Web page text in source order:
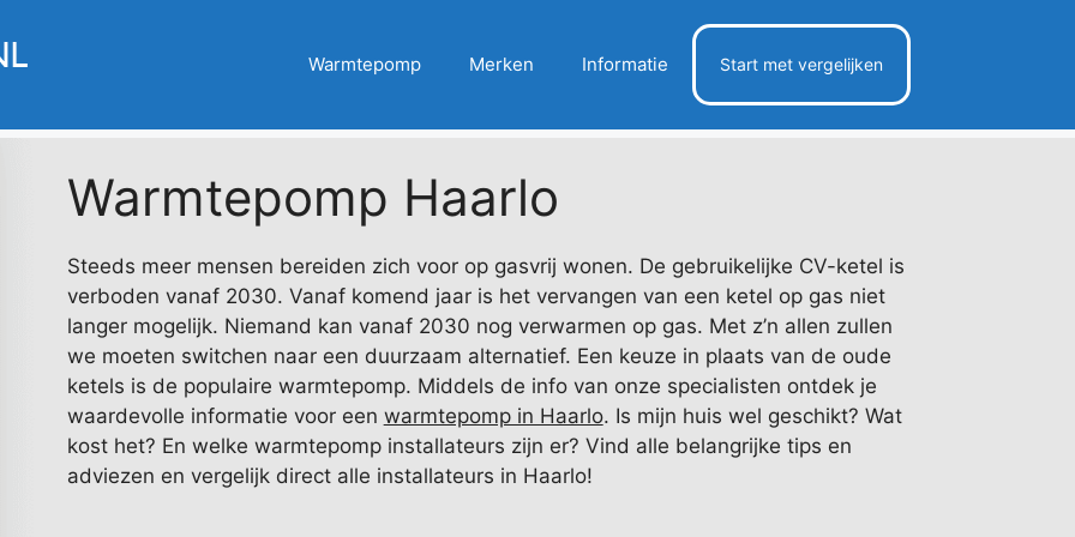
Warmtepomp Merken Informatie Start met vergelijken
Warmtepomp Haarlo
Steeds meer mensen bereiden zich voor op gasvrij wonen. De gebruikelijke CV-ketel is
verboden vanaf 2030. Vanaf komend jaar is het vervangen van een ketel op gas niet
langer mogelijk. Niemand kan vanaf 2030 nog verwarmen op gas. Met z’n allen zullen
we moeten switchen naar een duurzaam alternatief. Een keuze in plaats van de oude
ketels is de populaire warmtepomp. Middels de info van onze specialisten ontdek je
waardevolle informatie voor een warmtepomp in Haarlo. Is mijn huis wel geschikt? Wat
kost het? En welke warmtepomp installateurs zijn er? Vind alle belangrijke tips en
adviezen en vergelijk direct alle installateurs in Haarlo!